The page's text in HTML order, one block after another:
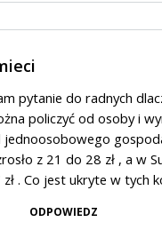
pytanie do radnych
policzyć od osoby i
jednoosobowego
z 21 do 28 zł , a w
zł . Co jest ukryte w tych
ODPOWIEDZ